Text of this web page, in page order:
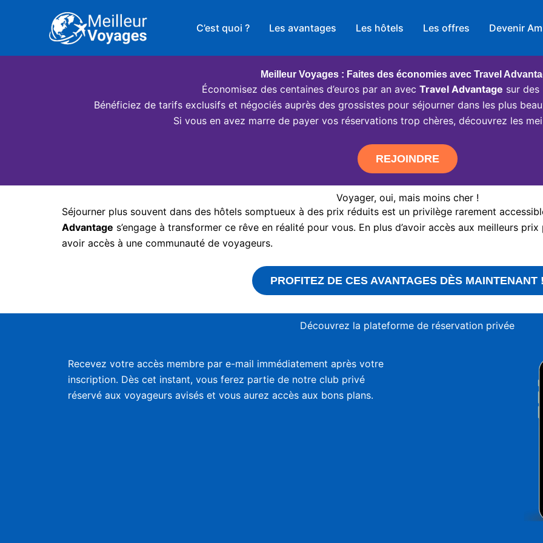
C’est quoi ? Les avantages Les hôtels Les offres Devenir
Meilleur Voyages : Faites des économies avec Travel
Économisez des centaines d’euros par an avec Travel Advantage sur des
Bénéficiez de tarifs exclusifs et négociés auprès des grossistes pour séjourner dans les plus
Si vous en avez marre de payer vos réservations trop chères, découvrez les
REJOINDRE
Voyager, oui, mais moins cher !
Séjourner plus souvent dans des hôtels somptueux à des prix réduits est un privilège rarement
Advantage s’engage à transformer ce rêve en réalité pour vous. En plus d’avoir accès aux meilleurs
avoir accès à une communauté de voyageurs.
PROFITEZ DE CES AVANTAGES DÈS MAINTENANT
Découvrez la plateforme de réservation privée
Recevez votre accès membre par e-mail immédiatement après votre
inscription. Dès cet instant, vous ferez partie de notre club privé
réservé aux voyageurs avisés et vous aurez accès aux bons plans.